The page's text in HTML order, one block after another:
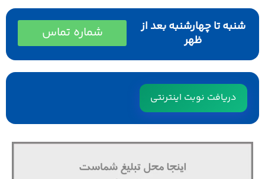
تا چهارشنبه بعد از
شماره تماس
دریافت نوبت اینترنتی